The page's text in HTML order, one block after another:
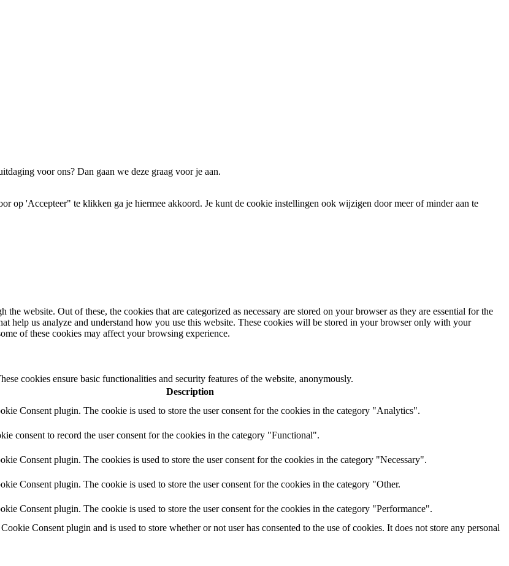
voor ons? Dan gaan we deze graag voor je aan.
op 'Accepteer" te klikken ga je hiermee akkoord. Je kunt de cookie instellingen ook wijzigen door meer of minder aan te
website. Out of these, the cookies that are categorized as necessary are stored on your browser as they are essential for the
help us analyze and understand how you use this website. These cookies will be stored in your browser only with your
of these cookies may affect your browsing experience.
cookies ensure basic functionalities and security features of the website, anonymously.
Description
Consent plugin. The cookie is used to store the user consent for the cookies in the category "Analytics".
consent to record the user consent for the cookies in the category "Functional".
Consent plugin. The cookies is used to store the user consent for the cookies in the category "Necessary".
Consent plugin. The cookie is used to store the user consent for the cookies in the category "Other.
Consent plugin. The cookie is used to store the user consent for the cookies in the category "Performance".
Consent plugin and is used to store whether or not user has consented to the use of cookies. It does not store any personal